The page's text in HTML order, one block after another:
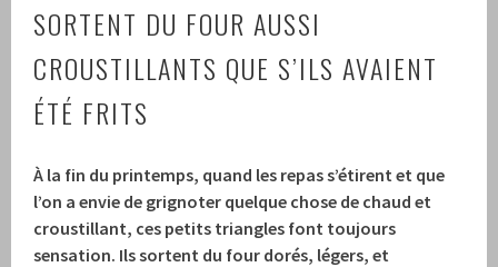
SORTENT DU FOUR AUSSI
CROUSTILLANTS QUE S’ILS AVAIENT
ÉTÉ FRITS
À la fin du printemps, quand les repas s’étirent et que
l’on a envie de grignoter quelque chose de chaud et
croustillant, ces petits triangles font toujours
sensation. Ils sortent du four dorés, légers, et